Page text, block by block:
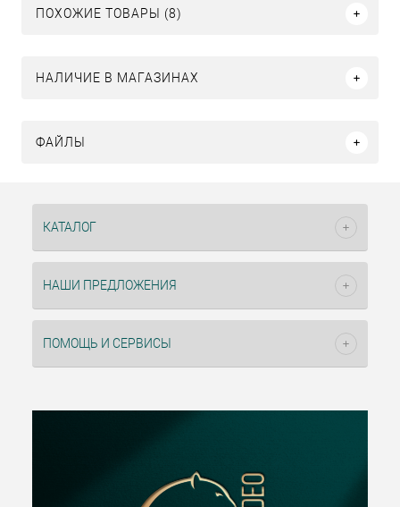
ПОХОЖИЕ ТОВАРЫ (8)
НАЛИЧИЕ В МАГАЗИНАХ
ФАЙЛЫ
КАТАЛОГ
НАШИ ПРЕДЛОЖЕНИЯ
ПОМОЩЬ И СЕРВИСЫ